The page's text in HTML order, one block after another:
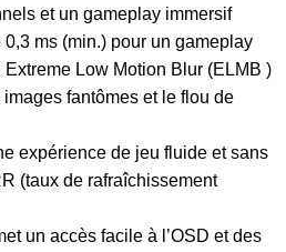
et un gameplay immersif
ms (min.) pour un gameplay
Low Motion Blur (ELMB )
fantômes et le flou de
expérience de jeu fluide et sans
(taux de rafraîchissement
un accès facile à l’OSD et des